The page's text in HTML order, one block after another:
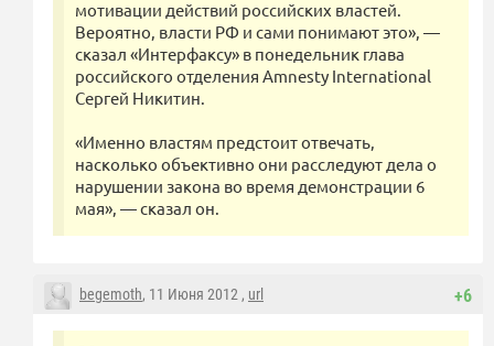
мотивации действий российских властей.
Вероятно, власти РФ и сами понимают это», —
сказал «Интерфаксу» в понедельник глава
российского отделения Amnesty International
Сергей Никитин.
«Именно властям предстоит отвечать,
насколько объективно они расследуют дела о
нарушении закона во время демонстрации 6
мая», — сказал он.
+6
begemoth, 11 Июня 2012 , url